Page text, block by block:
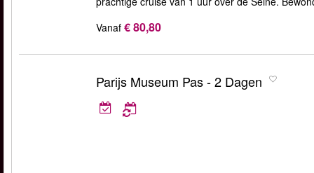
Vanaf € 80,80
Parijs Museum Pas - 2 Dagen